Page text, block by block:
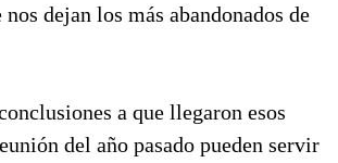
nos dejan los más abandonados de
a que llegaron esos
del año pasado pueden servir